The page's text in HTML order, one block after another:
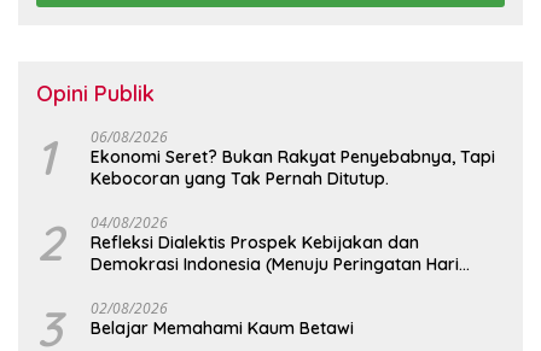
Opini Publik
1 06/08/2026
Ekonomi Seret? Bukan Rakyat Penyebabnya, Tapi
Kebocoran yang Tak Pernah Ditutup.
2 04/08/2026
Refleksi Dialektis Prospek Kebijakan dan
Demokrasi Indonesia (Menuju Peringatan Hari
3 02/08/2026
Belajar Memahami Kaum Betawi